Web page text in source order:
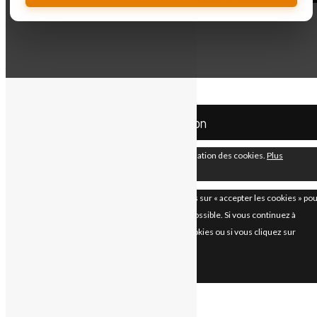
Added to cart
Mco Automation
En continuant à utiliser le site, vous acceptez l’utilisation des cookies. Plus
Les paramètres des cookies sur ce site sont définis sur « accepter les cookies »
vous offrir la meilleure expérience de navigation possible. Si vous continuez à
utiliser ce site sans changer vos paramètres de cookies ou si vous cliquez sur